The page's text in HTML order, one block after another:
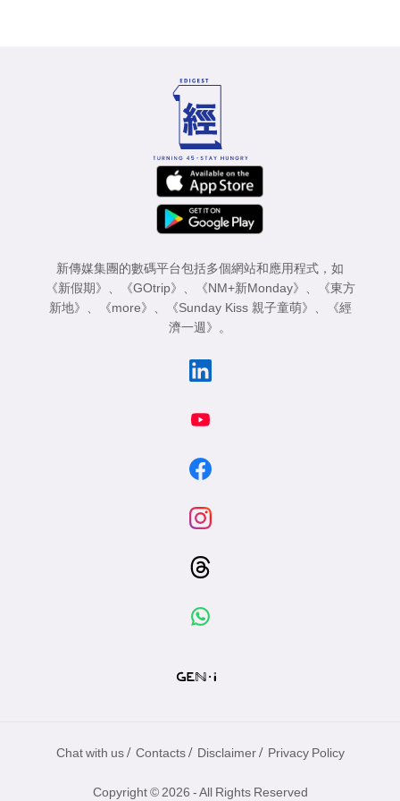
新傳媒集團的數碼平台包括多個網站和應用程式，如
《新假期》
《GOtrip》 《NM+新Monday》
《東方
新地》
《more》 《Sunday Kiss 親子童萌》
《經
濟一週》
。
Chat with us / Contacts / Disclaimer / Privacy Policy
Copyright © 2026 - All Rights Reserved